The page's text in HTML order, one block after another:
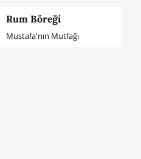
Rum Böreği
Mustafa'nın Mutfağı